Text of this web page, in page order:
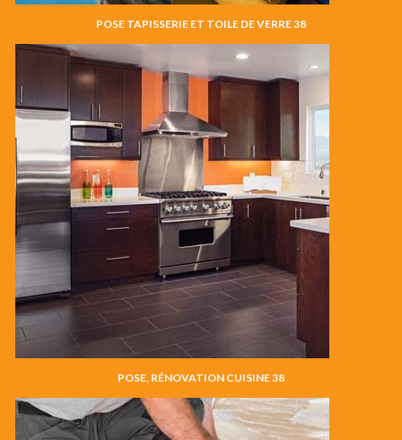
POSE TAPISSERIE ET TOILE DE VERRE 38
POSE, RÉNOVATION CUISINE 38